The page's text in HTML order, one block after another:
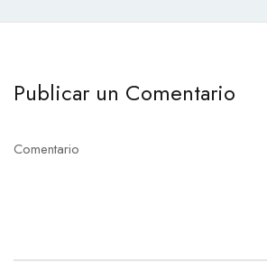
Publicar un Comentario